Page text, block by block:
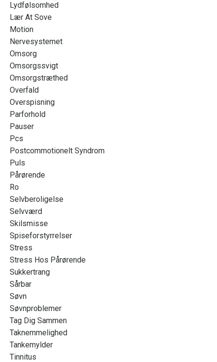
Lydfølsomhed
Lær At Sove
Motion
Nervesystemet
Omsorg
Omsorgssvigt
Omsorgstræthed
Overfald
Overspisning
Parforhold
Pauser
Pcs
Postcommotionelt Syndrom
Puls
Pårørende
Ro
Selvberoligelse
Selvværd
Skilsmisse
Spiseforstyrrelser
Stress
Stress Hos Pårørende
Sukkertrang
Sårbar
Søvn
Søvnproblemer
Tag Dig Sammen
Taknemmelighed
Tankemylder
Tinnitus